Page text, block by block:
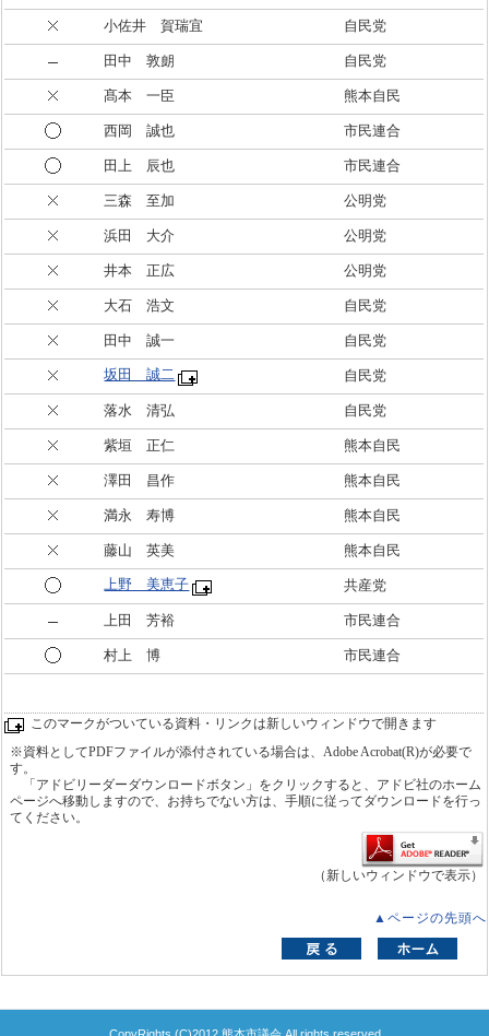
小佐井 賀瑞宜 自民党
田中 敦朗 自民党
髙本 一臣 熊本自民
西岡 誠也 市民連合
田上 辰也 市民連合
三森 至加 公明党
浜田 大介 公明党
井本 正広 公明党
大石 浩文 自民党
田中 誠一 自民党
坂田 誠二 自民党
落水 清弘 自民党
紫垣 正仁 熊本自民
澤田 昌作 熊本自民
満永 寿博 熊本自民
藤山 英美 熊本自民
上野 美恵子 共産党
上田 芳裕 市民連合
村上 博 市民連合
このマークがついている資料・リンクは新しいウィンドウで開きます
※資料としてPDFファイルが添付されている場合は、Adobe Acrobat(R)が必要で
す。
「アドビリーダーダウンロードボタン」をクリックすると、アドビ社のホーム
ページへ移動しますので、お持ちでない方は、手順に従ってダウンロードを行っ
てください。
（新しいウィンドウで表示）
▲ページの先頭へ